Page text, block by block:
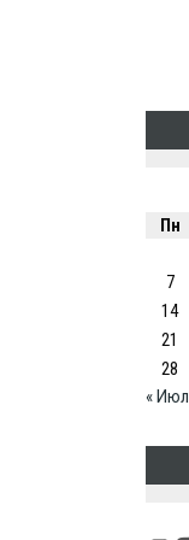
Пн
7
14
21
28
« Июл